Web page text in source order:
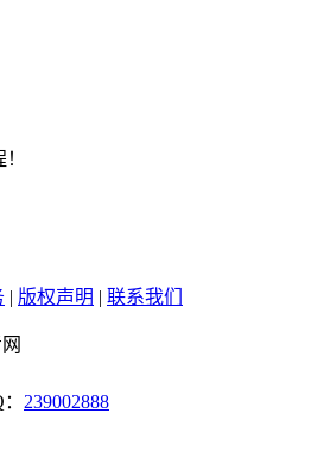
| 版权声明 | 联系我们
239002888